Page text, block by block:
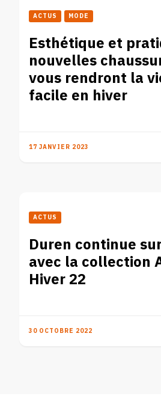
ACTUS MODE
Esthétique et
nouvelles
vous rendront la
facile en hiver
17 JANVIER 2023
ACTUS
Duren continue
avec la collection
Hiver 22
30 OCTOBRE 2022